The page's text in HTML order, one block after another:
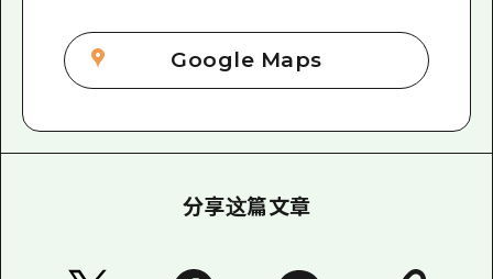
Google Maps
分享这篇文章